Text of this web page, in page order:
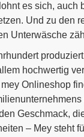
es sich, auch
Und zu den
Unterwäsche
hochwertig
Onlineshop
Geschmack,
– Mey steht